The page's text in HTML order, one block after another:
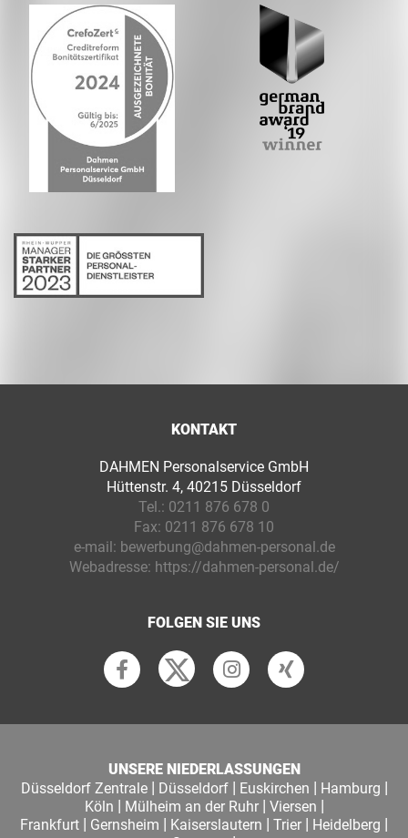
KONTAKT
DAHMEN Personalservice GmbH
Hüttenstr. 4, 40215 Düsseldorf
Tel.: 0211 876 678 0
Fax: 0211 876 678 10
e-mail: bewerbung@dahmen-personal.de
Webadresse: https://dahmen-personal.de/
FOLGEN SIE UNS
UNSERE NIEDERLASSUNGEN
Düsseldorf Zentrale| Düsseldorf| Euskirchen | Hamburg |
Köln | Mülheim an der Ruhr| Viersen |
Frankfurt | Gernsheim | Kaiserslautern | Trier | Heidelberg |